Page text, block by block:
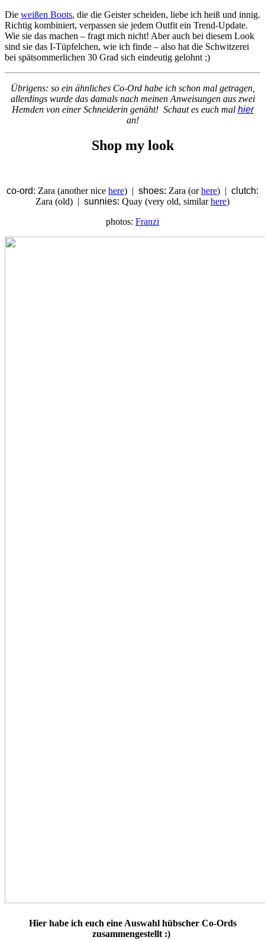
Die weißen Boots, die die Geister scheiden, liebe ich heiß und innig.
Richtig kombiniert, verpassen sie jedem Outfit ein Trend-Update.
Wie sie das machen – fragt mich nicht! Aber auch bei diesem Look
sind sie das I-Tüpfelchen, wie ich finde – also hat die Schwitzerei
bei spätsommerlichen 30 Grad sich eindeutig gelohnt ;)
Übrigens: so ein ähnliches Co-Ord habe ich schon mal getragen,
allerdings wurde das damals nach meinen Anweisungen aus zwei
Hemden von einer Schneiderin genäht! Schaut es euch mal hier
an!
Shop my look
co-ord: Zara (another nice here) | shoes: Zara (orhere) | clutch:
Zara (old) | sunnies: Quay (very old, similarhere)
photos: Franzi
Hier habe ich euch eine Auswahl hübscher Co-Ords
zusammengestellt :)